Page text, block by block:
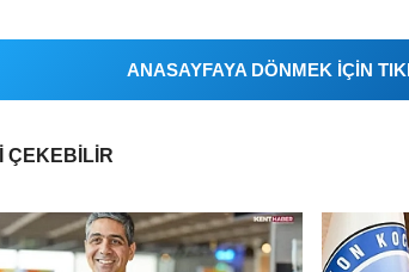
ANASAYFAYA DÖNMEK İÇİN
ÇEKEBILIR